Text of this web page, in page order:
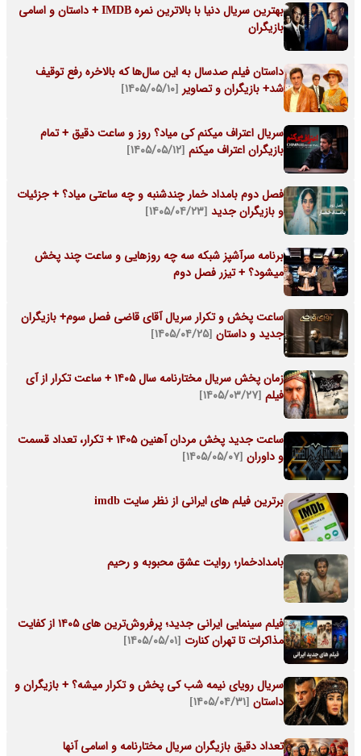
بهترین سریال دنیا با بالاترین نمره IMDB + داستان و اسامی
بازیگران
داستان فیلم صدسال به این سال‌ها که بالاخره رفع توقیف
شد+ بازیگران و تصاویر [۱۴۰۵/۰۵/۱۰]
سریال اعتراف میکنم کی میاد؟ روز و ساعت دقیق + تمام
بازیگران اعتراف میکنم [۱۴۰۵/۰۵/۱۲]
فصل دوم بامداد خمار چندشنبه و چه ساعتی میاد؟ + جزئیات
و بازیگران جدید [۱۴۰۵/۰۴/۲۳]
برنامه سرآشپز شبکه سه چه روزهایی و ساعت چند پخش
میشود؟ + تیزر فصل دوم
ساعت پخش و تکرار سریال آقای قاضی فصل سوم+ بازیگران
جدید و داستان [۱۴۰۵/۰۴/۲۵]
زمان پخش سریال مختارنامه سال ۱۴۰۵ + ساعت تکرار از آی
فیلم [۱۴۰۵/۰۳/۲۷]
ساعت جدید پخش مردان آهنین 1405 + تکرار، تعداد قسمت
و داوران [۱۴۰۵/۰۵/۰۷]
برترین فیلم های ایرانی از نظر سایت imdb
بامدادخمار؛ روایت عشق محبوبه و رحیم
فیلم سینمایی ایرانی جدید؛ پرفروش‌ترین های ۱۴۰۵ از کفایت
مذاکرات تا تهران کنارت [۱۴۰۵/۰۵/۰۱]
سریال رویای نیمه شب کی پخش و تکرار میشه؟ + بازیگران و
داستان [۱۴۰۵/۰۴/۳۱]
تعداد دقیق بازیگران سریال مختارنامه و اسامی آنها